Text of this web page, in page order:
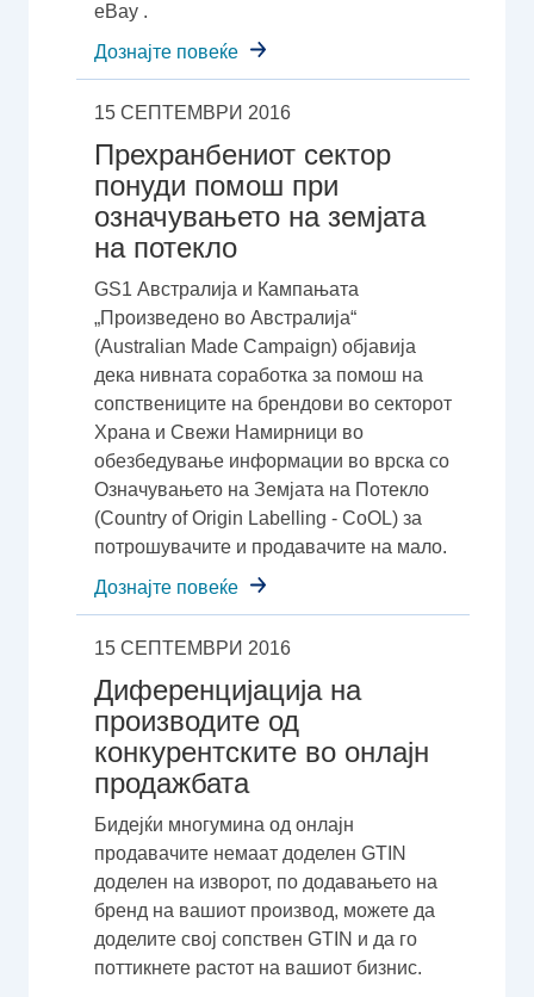
eBay .
Дознајте повеќе
15 СЕПТЕМВРИ 2016
Прехранбениот сектор
понуди помош при
означувањето на земјата
на потекло
GS1 Австралија и Кампањата
„Произведено во Австралија“
(Australian Made Campaign) објавија
дека нивната соработка за помош на
сопствениците на брендови во секторот
Храна и Свежи Намирници во
обезбедување информации во врска со
Означувањето на Земјата на Потекло
(Country of Origin Labelling - CoOL) за
потрошувачите и продавачите на мало.
Дознајте повеќе
15 СЕПТЕМВРИ 2016
Диференцијација на
производите од
конкурентските во онлајн
продажбата
Бидејќи многумина од онлајн
продавачите немаат доделен GTIN
доделен на изворот, по додавањето на
бренд на вашиот производ, можете да
доделите свој сопствен GTIN и да го
поттикнете растот на вашиот бизнис.